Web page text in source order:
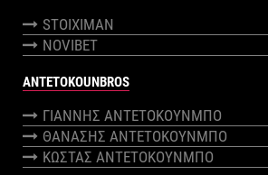
STOIXIMAN
NOVIBET
ANTETOKOUNBROS
ΓΙΑΝΝΗΣ ΑΝΤΕΤΟΚΟΥΝΜΠΟ
ΘΑΝΑΣΗΣ ΑΝΤΕΤΟΚΟΥΝΜΠΟ
ΚΩΣΤΑΣ ΑΝΤΕΤΟΚΟΥΝΜΠΟ